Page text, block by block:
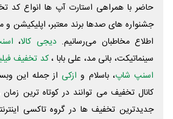
حاضر با همراهی استارت آپ ها انواع کد
جشنواره های صدها برند معتبر، اپلیکیشن و
اطلاع مخاطبان می‌رسانیم. دیجی کالا،
سینماتیکت، بانی مد، علی‌ بابا ،کد تخفیف
اسنپ شاپ، باسلام و ازکی از جمله این
کانال تخفیف می توانند در کوتاه ترین
جدیدترین تخفیف ها در گروه تاکسی